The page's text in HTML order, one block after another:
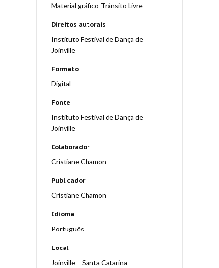
Material gráfico-Trânsito Livre
Direitos autorais
Instituto Festival de Dança de
Joinville
Formato
Digital
Fonte
Instituto Festival de Dança de
Joinville
Colaborador
Cristiane Chamon
Publicador
Cristiane Chamon
Idioma
Português
Local
Joinville – Santa Catarina